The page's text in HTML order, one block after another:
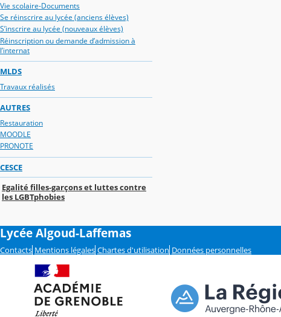
Vie scolaire-Documents
Se réinscrire au lycée (anciens élèves)
S’inscrire au lycée (nouveaux élèves)
Réinscription ou demande d’admission à
l’internat
MLDS
Travaux réalisés
AUTRES
Restauration
MOODLE
PRONOTE
CESCE
Egalité filles-garçons et luttes contre
les LGBTphobies
Lycée Algoud-Laffemas
Contacts Mentions légales Chartes d'utilisation Données personnelles